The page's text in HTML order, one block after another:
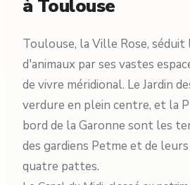
à Toulouse
Toulouse, la Ville Rose,
d'animaux par ses vastes
de vivre méridional. Le Jardin
verdure en plein centre, et la
bord de la Garonne sont les
des gardiens Petme et de
quatre pattes.